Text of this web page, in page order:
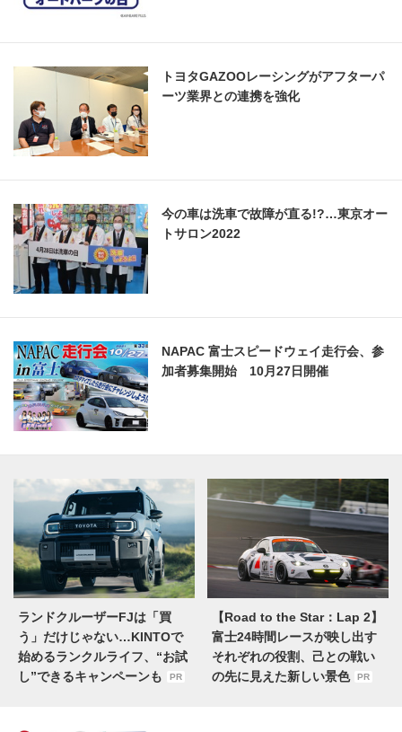
トヨタGAZOOレーシングがアフターパ
ーツ業界との連携を強化
今の車は洗車で故障が直る!?…東京オー
トサロン2022
NAPAC 富士スピードウェイ走行会、参
加者募集開始 10月27日開催
ランドクルーザーFJは「買
う」だけじゃない…KINTOで
始めるランクルライフ、“お試
し”できるキャンペーンも
PR
【Road to the Star：Lap 2】
富士24時間レースが映し出す
それぞれの役割、己との戦い
の先に見えた新しい景色
PR